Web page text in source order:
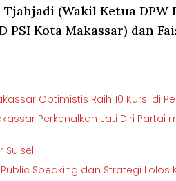
(Wakil Ketua DPW
PSI Kota Makassar) dan
Optimistis Raih 10 Kursi di
Perkenalkan Jati Diri
Sulsel
Speaking dan Strategi